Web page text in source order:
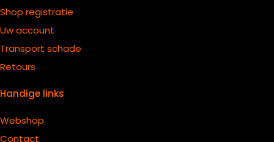
Shop registratie
Uw account
Transport schade
Retours
Handige links
Webshop
Contact